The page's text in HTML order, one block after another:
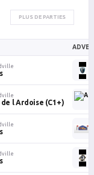
PLUS DE PARTIES
de l Ardoise (C1+)